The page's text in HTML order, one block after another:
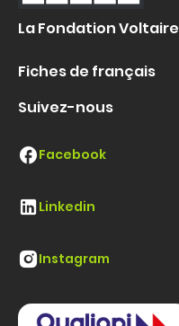
La Fondation Voltaire
Fiches de français
Suivez-nous
Facebook
Linkedin
Instagram